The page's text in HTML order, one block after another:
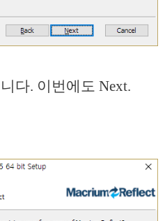
다. 이번에도 Next.